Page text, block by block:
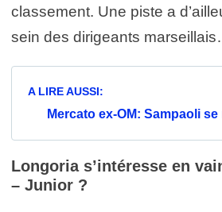
classement. Une piste a
sein des dirigeants
A LIRE AUSSI:
Mercato ex-OM: Sampaoli
Longoria s’intéresse en
– Junior ?